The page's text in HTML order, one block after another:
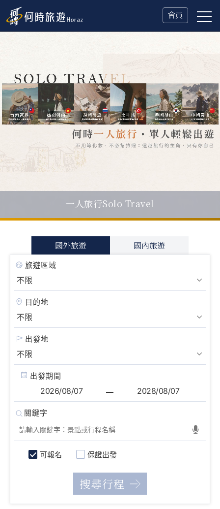
會員
父親節．限時特別企劃一人旅行Solo Travel
國外旅遊 國內旅遊
旅遊區域
目的地
出發地
出發期間
可報名 保證出發